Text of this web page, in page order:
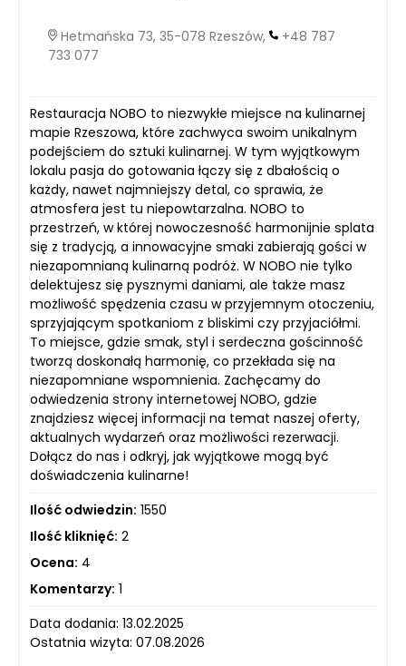
Hetmańska 73, 35-078 Rzeszów,
+48 787
733 077
Restauracja NOBO to niezwykłe miejsce na kulinarnej
mapie Rzeszowa, które zachwyca swoim unikalnym
podejściem do sztuki kulinarnej. W tym wyjątkowym
lokalu pasja do gotowania łączy się z dbałością o
każdy, nawet najmniejszy detal, co sprawia, że
atmosfera jest tu niepowtarzalna. NOBO to
przestrzeń, w której nowoczesność harmonijnie splata
się z tradycją, a innowacyjne smaki zabierają gości w
niezapomnianą kulinarną podróż. W NOBO nie tylko
delektujesz się pysznymi daniami, ale także masz
możliwość spędzenia czasu w przyjemnym otoczeniu,
sprzyjającym spotkaniom z bliskimi czy przyjaciółmi.
To miejsce, gdzie smak, styl i serdeczna gościnność
tworzą doskonałą harmonię, co przekłada się na
niezapomniane wspomnienia. Zachęcamy do
odwiedzenia strony internetowej NOBO, gdzie
znajdziesz więcej informacji na temat naszej oferty,
aktualnych wydarzeń oraz możliwości rezerwacji.
Dołącz do nas i odkryj, jak wyjątkowe mogą być
doświadczenia kulinarne!
Ilość odwiedzin: 1550
Ilość kliknięć: 2
Ocena: 4
Komentarzy: 1
Data dodania: 13.02.2025
Ostatnia wizyta: 07.08.2026